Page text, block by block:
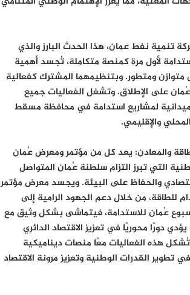
تنمية نفط عمان، هذا الحدث البارز والذي
لأول مرة كمنصة متكاملة، تُجسد أهمية
متوازن ومتطور. وبتنظيمهما المشترك كفعالية
على الإطلاق. وتشغل الفعاليات جميع
ميدانية لمشاريع استدامة في محافظة مسقط
والإقليمي.
والمعادن: يعد كل من مؤتمر ومعرض عُمان
2025 من الفعاليات الوطنية التي تبرز التزام سلطنة عُمان المتواصل
والحفاظ على البيئة. ويجسد معرض مؤتمر
من خلال دعم الجهود الرامية إلى
أسبوع عُمان للاستدامة، فيتماشى بشكل وثيق مع
حيث يؤدي دورًا محوريًا في تعزيز الاقتصاد الدائري
وتحقيق هدف الحياد الصفري الكربوني بحلول عام 2050. وتُشكل هذه الفعاليات معًا منصات ديناميكية
تطوير القدرات الوطنية وتعزيز مرونة الاقتصاد